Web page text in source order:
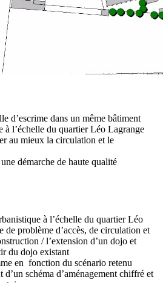
d’escrime dans un même bâtiment
à l’échelle du quartier Léo Lagrange
au mieux la circulation et le
démarche de haute qualité
à l’échelle du quartier Léo
de problème d’accès, de circulation et
/ l’extension d’un dojo et
du dojo existant
en fonction du scénario retenu
schéma d’aménagement chiffré et